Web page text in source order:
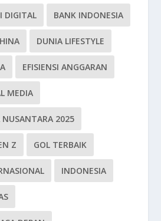
DIGITAL BANK INDONESIA
DUNIA LIFESTYLE
EFISIENSI ANGGARAN
MEDIA
NUSANTARA 2025
Z GOL TERBAIK
INDONESIA